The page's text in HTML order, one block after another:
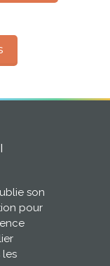
son
pour
les